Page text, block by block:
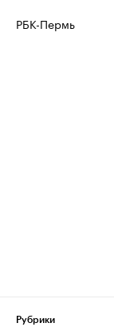
РБК-Пермь
Рубрики